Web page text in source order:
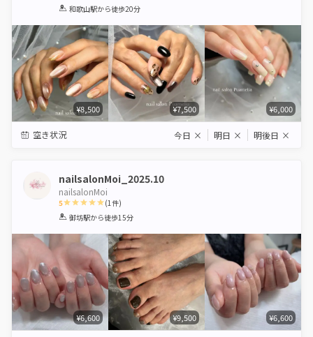
1 2 3 4 5
和歌山駅から徒歩20分
¥8,500 ¥7,500 ¥6,000
空き状況 今日 × 明日 × 明後日 ×
nailsalonMoi_2025.10
nailsalonMoi
5
1 2 3 4 5
(1件)
御坊駅から徒歩15分
¥6,600 ¥9,500 ¥6,600